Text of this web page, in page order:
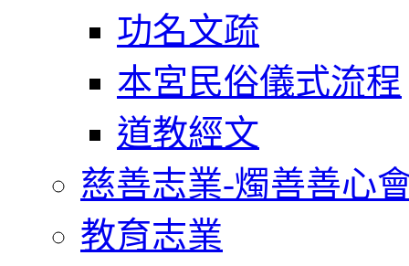
功名文疏
本宮民俗儀式流程
道教經文
慈善志業-燭善善心
教育志業